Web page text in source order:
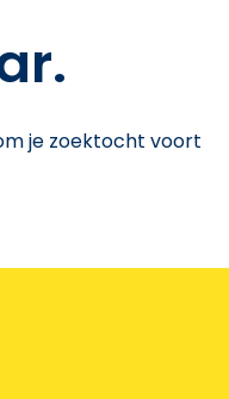
je zoektocht voort